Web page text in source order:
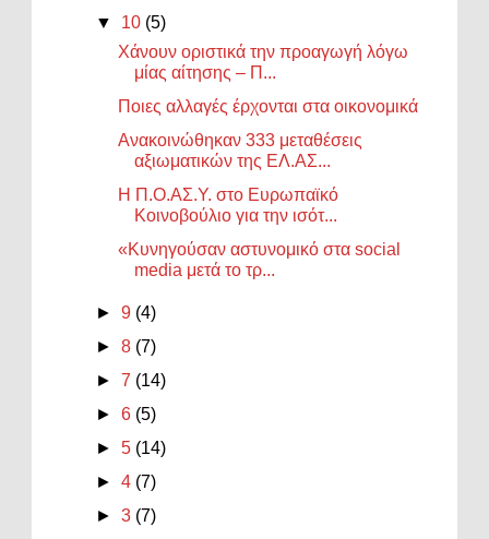
▼ 10 (5)
Χάνουν οριστικά την προαγωγή λόγω
μίας αίτησης – Π...
Ποιες αλλαγές έρχονται στα οικονομικά
Ανακοινώθηκαν 333 μεταθέσεις
αξιωματικών της ΕΛ.ΑΣ...
Η Π.Ο.ΑΣ.Υ. στο Ευρωπαϊκό
Κοινοβούλιο για την ισότ...
«Κυνηγούσαν αστυνομικό στα social
media μετά το τρ...
►9 (4)
►8 (7)
►7 (14)
►6 (5)
►5 (14)
►4 (7)
►3 (7)